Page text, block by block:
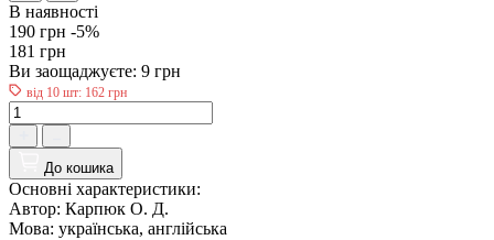
В наявності
190 грн -5%
181 грн
Ви заощаджуєте: 9 грн
від 10 шт: 162 грн
До кошика
Основні характеристики:
Автор: Карпюк О. Д.
Мова: українська, англійська